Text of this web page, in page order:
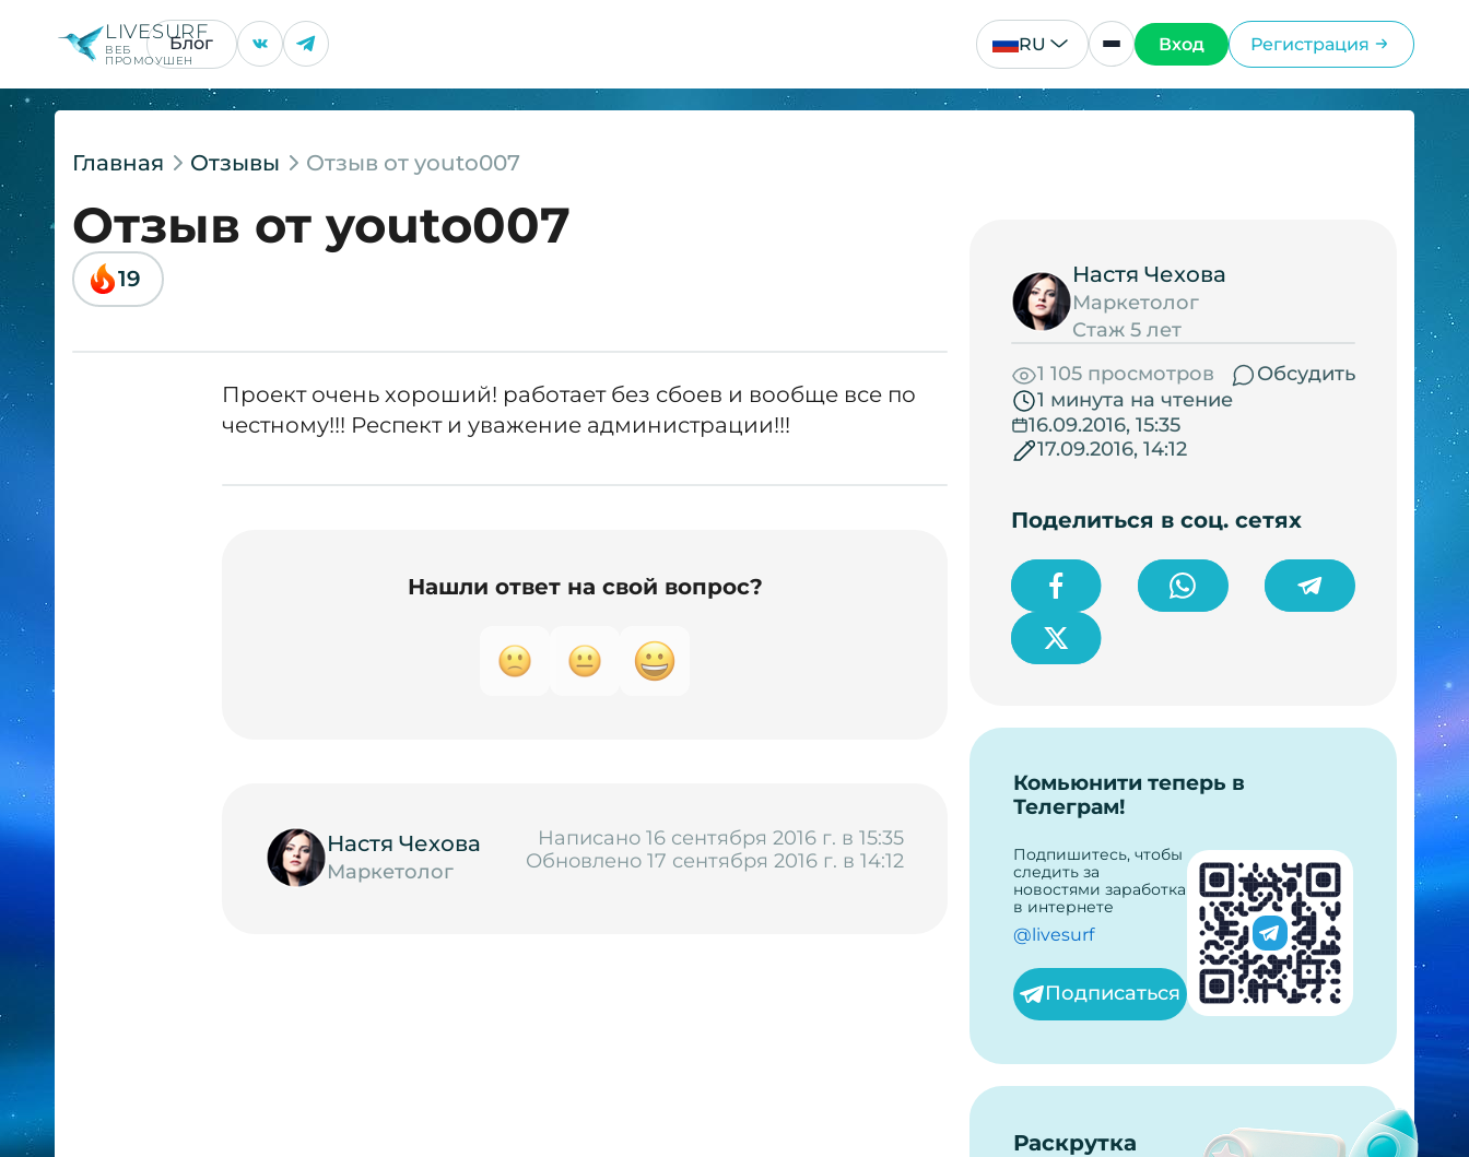
LIVESURF
ВЕБ
ПРОМОУШЕН
Блог RU Вход Регистрация
Главная Отзывы Отзыв от youto007
Отзыв от youto007
19
Проект очень хороший! работает без сбоев и вообще все по
честному!!! Респект и уважение администрации!!!
Нашли ответ на свой вопрос?
Настя Чехова
Маркетолог
Написано 16 сентября 2016 г. в 15:35
Обновлено 17 сентября 2016 г. в 14:12
Настя Чехова
Маркетолог
Стаж 5 лет
1 105 просмотров
Обсудить
1 минута на чтение
16.09.2016, 15:35
17.09.2016, 14:12
Поделиться в соц. сетях
Комьюнити теперь в
Телеграм!
Подпишитесь, чтобы
следить за
новостями заработка
в интернете
@livesurf
Подписаться
Раскрутка